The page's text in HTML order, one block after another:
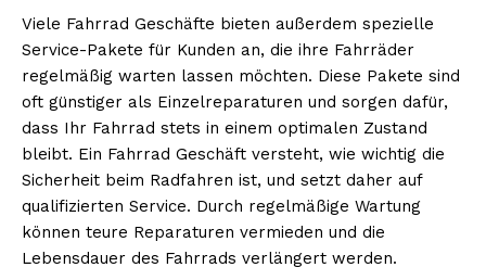
Viele Fahrrad Geschäfte bieten außerdem spezielle
Service-Pakete für Kunden an, die ihre Fahrräder
regelmäßig warten lassen möchten. Diese Pakete sind
oft günstiger als Einzelreparaturen und sorgen dafür,
dass Ihr Fahrrad stets in einem optimalen Zustand
bleibt. Ein Fahrrad Geschäft versteht, wie wichtig die
Sicherheit beim Radfahren ist, und setzt daher auf
qualifizierten Service. Durch regelmäßige Wartung
können teure Reparaturen vermieden und die
Lebensdauer des Fahrrads verlängert werden.